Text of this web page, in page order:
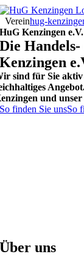
Zum
Inhalt
springen
Vereinhug-
HuG Kenzingen e.V.
Die
Kenzingen
sind für Sie
und
So finden Sie unsSo
Über uns